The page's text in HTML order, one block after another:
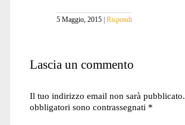
5 Maggio, 2015 Rispondi
Lascia un commento
Il tuo indirizzo email non sarà pubblicato.
obbligatori sono contrassegnati *